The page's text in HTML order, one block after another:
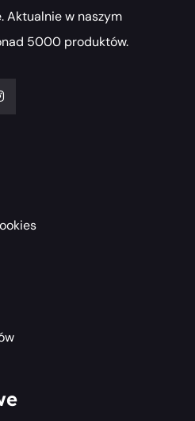
Aktualnie w naszym
5000 produktów.